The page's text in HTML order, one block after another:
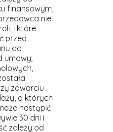
finansowym,
nie
i które
przed
do
umowy;
zawarciu
a których
nastąpić
30 dni i
zależy od